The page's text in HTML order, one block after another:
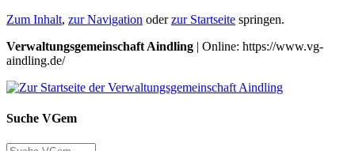
Zum Inhalt, zur Navigation oderzur Startseite springen.
Verwaltungsgemeinschaft Aindling | Online: https://www.vg-
aindling.de/
Suche VGem